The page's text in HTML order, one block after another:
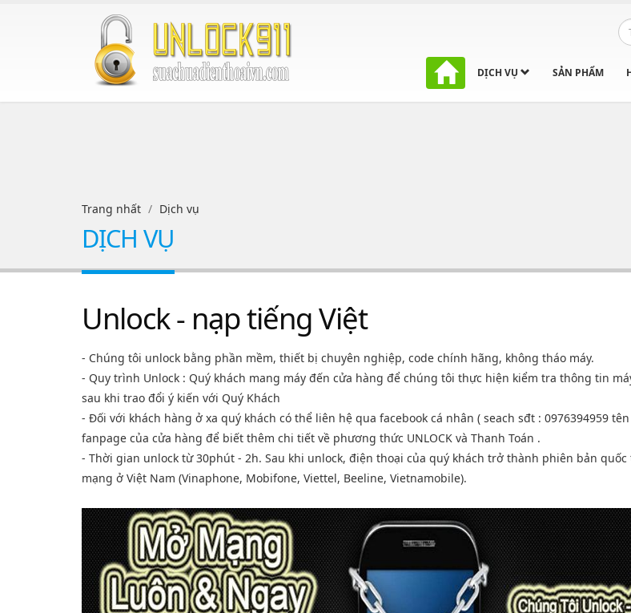
DỊCH VỤ SẢN PHẨM
Trang nhất Dịch vụ
DỊCH VỤ
Unlock - nạp tiếng Việt
- Chúng tôi unlock bằng phần mềm, thiết bị chuyên nghiệp, code chính hãng, không tháo máy.
- Quy trình Unlock : Quý khách mang máy đến cửa hàng để chúng tôi thực hiện kiểm tra thông tin
sau khi trao đổi ý kiến với Quý Khách
- Đối với khách hàng ở xa quý khách có thể liên hệ qua facebook cá nhân ( seach sđt : 0976394959
fanpage của cửa hàng để biết thêm chi tiết về phương thức UNLOCK và Thanh Toán .
- Thời gian unlock từ 30phút - 2h. Sau khi unlock, điện thoại của quý khách trở thành phiên bản quốc
mạng ở Việt Nam (Vinaphone, Mobifone, Viettel, Beeline, Vietnamobile).